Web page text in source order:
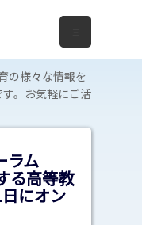
Ξ
の様々な情報を
。お気軽にご活
ラム
る高等教
にオン